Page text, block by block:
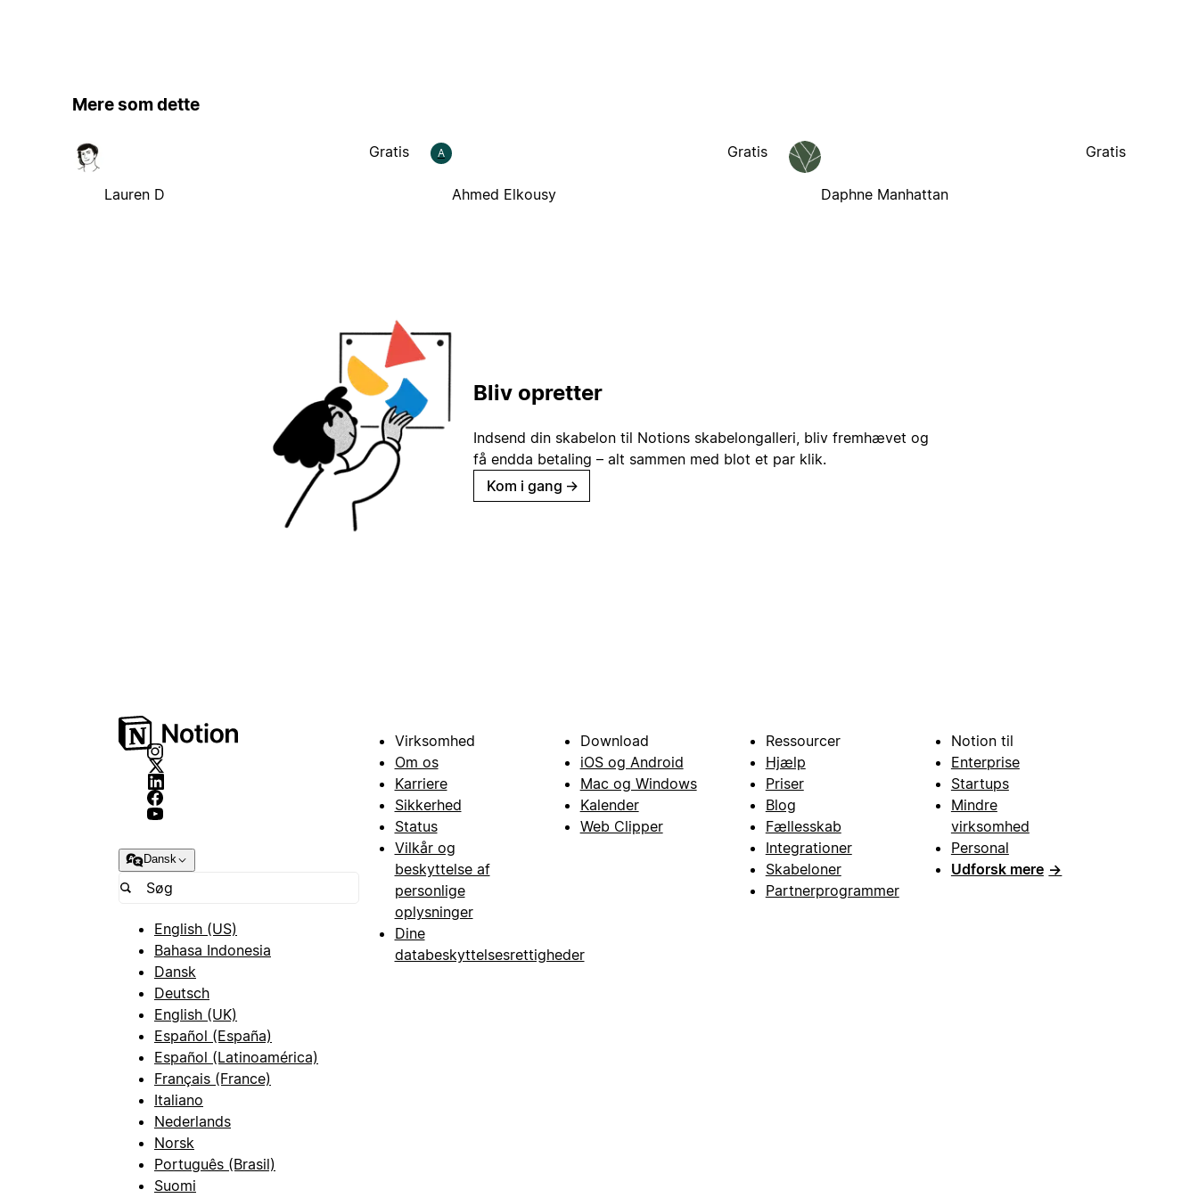
Mere som dette
Lauren D
Gratis A
Ahmed Elkousy
Gratis
Daphne Manhattan
Gratis
Bliv opretter
Indsend din skabelon til Notions skabelongalleri, bliv fremhævet og
få endda betaling – alt sammen med blot et par klik.
Kom i gang →
Dansk
English (US)
Bahasa Indonesia
Dansk
Deutsch
English (UK)
Español (España)
Español (Latinoamérica)
Français (France)
Italiano
Nederlands
Norsk
Português (Brasil)
Suomi
Virksomhed
Om os
Karriere
Sikkerhed
Status
Vilkår og
beskyttelse af
personlige
oplysninger
Dine
databeskyttelsesrettigheder
Download
iOS og Android
Mac og Windows
Kalender
Web Clipper
Ressourcer
Hjælp
Priser
Blog
Fællesskab
Integrationer
Skabeloner
Partnerprogrammer
Notion til
Enterprise
Startups
Mindre
virksomhed
Personal
Udforsk mere →